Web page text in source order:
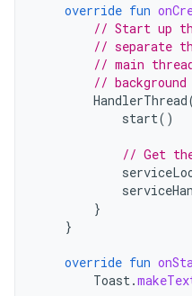
override fun
// Start up
// separate
// main
//
HandlerThread
start()
// Get
}
}
override fun
Toast.